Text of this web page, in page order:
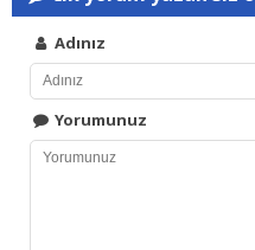
Adınız
Yorumunuz